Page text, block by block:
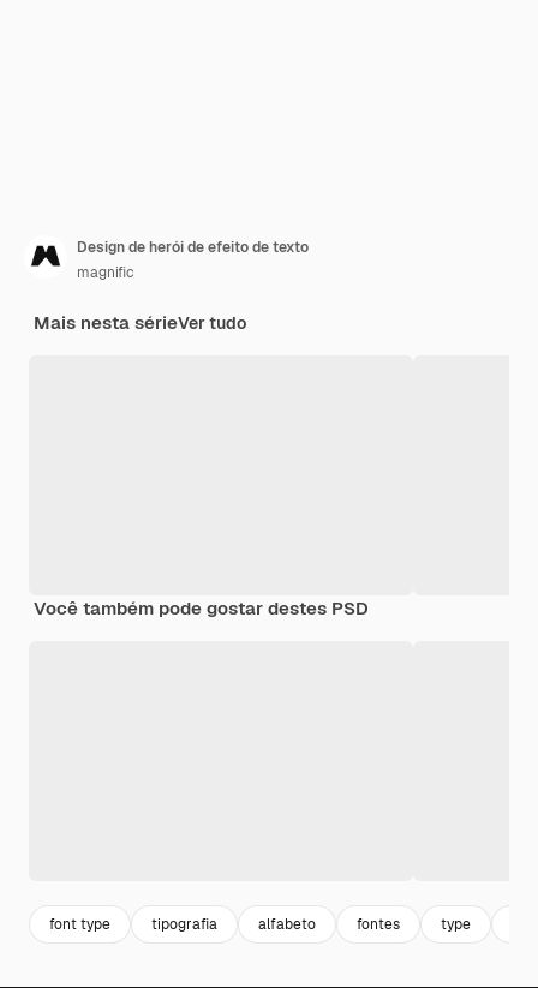
Design de herói de efeito de texto
magnific
Mais nesta sérieVer tudo
Você também pode gostar destes PSD
font type tipografia alfabeto fontes type